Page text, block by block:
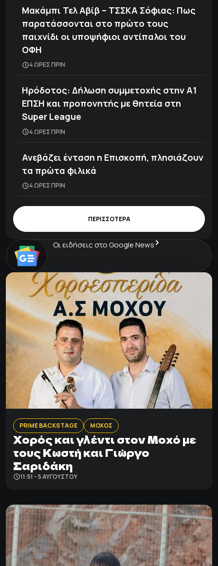
Μακάμπι Τελ Αβίβ – ΤΣΣΚΑ Σόφιας: Πως
παρατάσσονται στο πρώτο τους
παιχνίδι οι υποψήφιοι αντίπαλοι του
ΟΦΗ
4 ΩΡΕΣ ΠΡΙΝ
Ηρόδοτος: Δήλωση συμμετοχής στην Α1
ΕΠΣΗ και προπονητής με θητεία στη
Super League
4 ΩΡΕΣ ΠΡΙΝ
Ανεβάζει ένταση η Επισκοπή, πλησιάζουν
τα πρώτα φιλικά
4 ΩΡΕΣ ΠΡΙΝ
ΠΕΡΙΣΣΟΤΕΡΑ
Οι ειδήσεις στο Google News
PRIME BACKSTAGE ΜΟΧΟΣ
Χορός και γλέντι στον Μοχό με
τους Κωστή και Γιώργο
Σαριδάκη
11:51 - 5 ΑΥΓΟΎΣΤΟΥ